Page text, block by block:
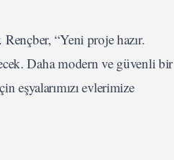
“Yeni proje hazır.
Daha modern ve güvenli bir
eşyalarımızı evlerimize